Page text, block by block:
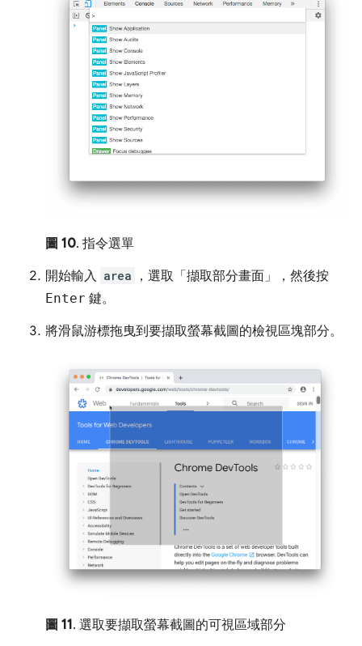
圖 10. 指令選單
開始輸入 area ，選取「擷取部分畫面」 ，然後按
Enter 鍵。
將滑鼠游標拖曳到要擷取螢幕截圖的檢視區塊部分。
圖 11. 選取要擷取螢幕截圖的可視區域部分